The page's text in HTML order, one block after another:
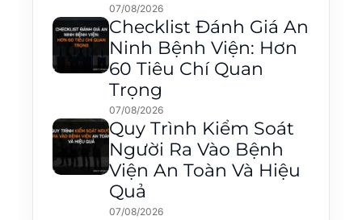
07/08/2026
Checklist Đánh Giá An
Ninh Bệnh Viện: Hơn
60 Tiêu Chí Quan
Trọng
07/08/2026
Quy Trình Kiểm Soát
Người Ra Vào Bệnh
Viện An Toàn Và Hiệu
Quả
07/08/2026